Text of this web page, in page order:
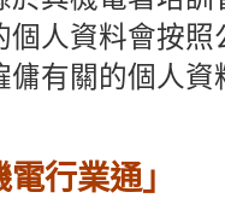
個人資料會按照
傭有關的個人資
行業通」